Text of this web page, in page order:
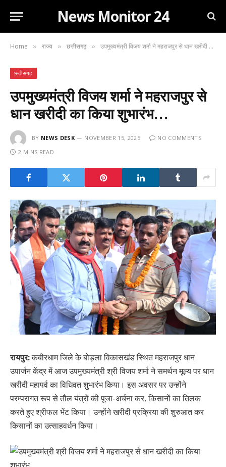
News Monitor 24
Home » राज्य » छत्तीसगढ़ » उपमुख्यमंत्री विजय शर्मा ने महराजपुर से धान खरीदी का किया शुभारंभ…
छत्तीसगढ़
उपमुख्यमंत्री विजय शर्मा ने महराजपुर से
धान खरीदी का किया शुभारंभ…
BY NEWS DESK NOVEMBER 15, 2025
NO COMMENTS
2 MINS READ
रायपुर:कबीरधाम जिले के बोड़ला विकासखंड स्थित महराजपुर धान
उपार्जन केंद्र में आज उपमुख्यमंत्री श्री विजय शर्मा ने समर्थन मूल्य पर धान
खरीदी महापर्व का विधिवत शुभारंभ किया। इस अवसर पर उन्होंने
परम्परागत रूप से तौल यंत्रों की पूजा-अर्चना कर, किसानों का तिलक
करते हुए श्रीफल भेंट किया। उन्होंने खरीदी प्रक्रिया की शुरुआत कर
किसानों का उत्साहवर्धन किया।